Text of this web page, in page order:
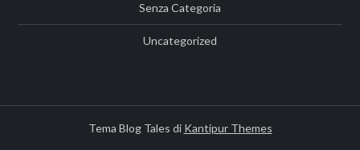
Senza Categoria
Uncategorized
Tema Blog Tales di Kantipur Themes